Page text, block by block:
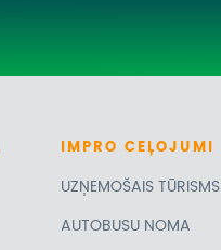
IMPRO CEĻOJUMI
UZŅEMOŠAIS TŪRISMS
AUTOBUSU NOMA